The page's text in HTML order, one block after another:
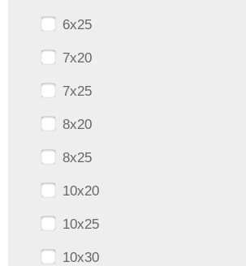
6x25
7x20
7x25
8x20
8x25
10x20
10x25
10x30